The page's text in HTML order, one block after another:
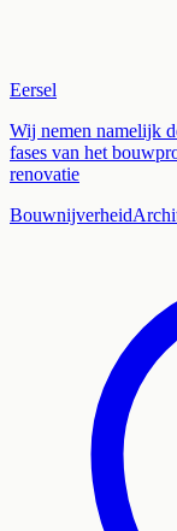
Eersel
Wij nemen namelijk
fases van het
renovatie
Bouwnijverheid